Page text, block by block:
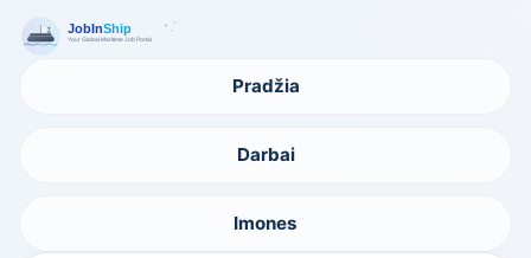
Pradžia
Darbai
Imones